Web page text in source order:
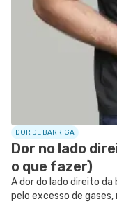
sintomas como...
DOR DE BARRIGA
Dor no lado
o que fazer)
A dor do lado direito
pelo excesso de